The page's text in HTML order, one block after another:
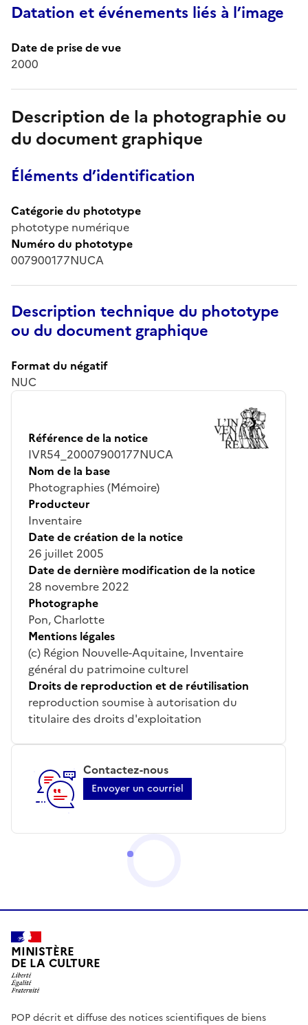
Datation et événements liés à l’image
Date de prise de vue
2000
Description de la photographie ou
du document graphique
Éléments d’identification
Catégorie du phototype
phototype numérique
Numéro du phototype
007900177NUCA
Description technique du phototype
ou du document graphique
Format du négatif
NUC
Référence de la notice
IVR54_20007900177NUCA
Nom de la base
Photographies (Mémoire)
Producteur
Inventaire
Date de création de la notice
26 juillet 2005
Date de dernière modification de la notice
28 novembre 2022
Photographe
Pon, Charlotte
Mentions légales
(c) Région Nouvelle-Aquitaine, Inventaire
général du patrimoine culturel
Droits de reproduction et de réutilisation
reproduction soumise à autorisation du
titulaire des droits d'exploitation
Contactez-nous
Envoyer un courriel
MINISTÈRE
DE LA CULTURE
POP décrit et diffuse des notices scientifiques de biens